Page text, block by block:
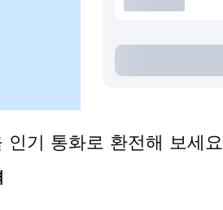
통화로 환전해 보세요